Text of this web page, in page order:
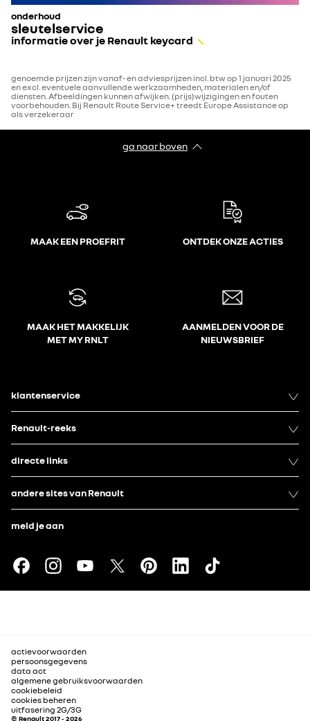
onderhoud
sleutelservice
informatie over je Renault keycard
genoemde prijzen zijn vanaf- en adviesprijzen incl. btw op 1 januari 2025
en excl. eventuele aanvullende werkzaamheden, materialen en/of
diensten. Afbeeldingen kunnen afwijken. (prijs)wijzigingen en fouten
voorbehouden. Bij Renault Route Service+ treedt Europe Assistance op
als verzekeraar
ga naar boven
MAAK EEN PROEFRIT ONTDEK ONZE ACTIES
MAAK HET MAKKELIJK
MET MY RNLT
AANMELDEN VOOR DE
NIEUWSBRIEF
klantenservice
Renault-reeks
directe links
andere sites van Renault
meld je aan
actievoorwaarden
persoonsgegevens
data act
algemene gebruiksvoorwaarden
cookiebeleid
cookies beheren
uitfasering 2G/3G
© Renault 2017 - 2026